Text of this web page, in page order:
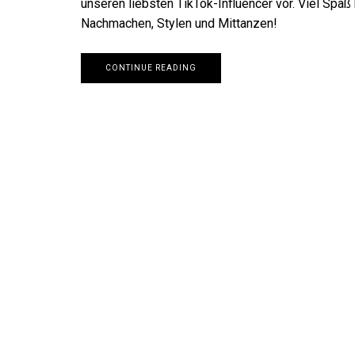
unseren liebsten TikTok-Influencer vor. Viel Spaß
Nachmachen, Stylen und Mittanzen!
CONTINUE READING